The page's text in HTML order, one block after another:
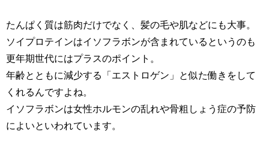
たんぱく質は筋肉だけでなく、髪の毛や肌などにも大事。
ソイプロテインはイソフラボンが含まれているというのも
更年期世代にはプラスのポイント。
年齢とともに減少する「エストロゲン」と似た働きをして
くれるんですよね。
イソフラボンは女性ホルモンの乱れや骨粗しょう症の予防
によいといわれています。